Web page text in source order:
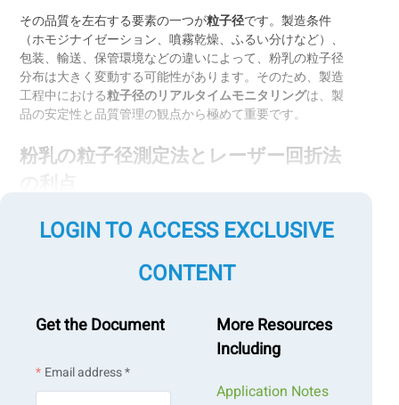
その品質を左右する要素の一つが粒子径です。製造条件
（ホモジナイゼーション、噴霧乾燥、ふるい分けなど）、
包装、輸送、保管環境などの違いによって、粉乳の粒子径
分布は大きく変動する可能性があります。そのため、製造
工程中における粒子径のリアルタイムモニタリングは、製
品の安定性と品質管理の観点から極めて重要です。
粉乳の粒子径測定法とレーザー回折法
粉乳の粒子径評価には、以下のような手法が知られていま
画像解析
中でもレーザー回折法
が可能で、粉乳製造現場で広く採用されています。
LOGIN TO ACCESS EXCLUSIVE
CONTENT
Get the Document
Email address *
More Resources
Including
Application Notes